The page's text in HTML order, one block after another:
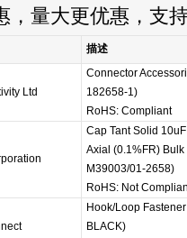
，量大更优惠，支
描述
Ltd
Connector
182658-1)
RoHS: Compliant
Cap Tant Solid
Axial (0.1%FR)
M39003/01-2658)
RoHS: Not
Hook/Loop
BLACK)